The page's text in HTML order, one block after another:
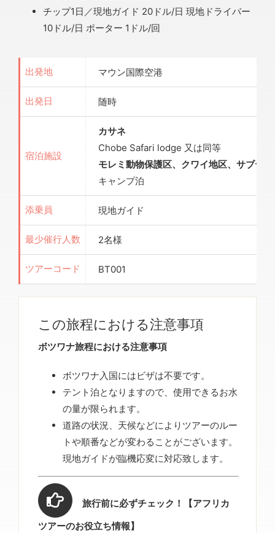
チップ1日／現地ガイド 20ドル/日 現地ドライバー
10ドル/日 ポーター 1ドル/回
出発地 マウン国際空港
出発日 随時
宿泊施設
カサネ
Chobe Safari lodge 又は同等
モレミ動物保護区、クワイ地区、サブテ
キャンプ泊
添乗員 現地ガイド
最少催行人数 2名様
ツアーコード BT001
この旅程における注意事項
ボツワナ旅程における注意事項
ボツワナ入国にはビザは不要です。
テント泊となりますので、使用できるお水
の量が限られます。
道路の状況、天候などによりツアーのルー
トや順番などが変わることがございます。
現地ガイドが臨機応変に対応致します。
旅行前に必ずチェック！【アフリカ
ツアーのお役立ち情報】